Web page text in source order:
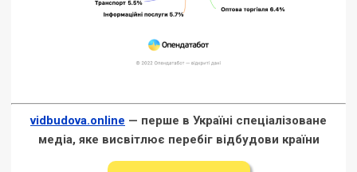
vidbudova.online — перше в Україні спеціалізоване
медіа, яке висвітлює перебіг відбудови країни